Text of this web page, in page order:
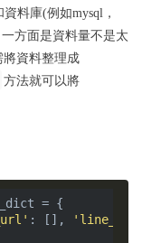
料庫(例如mysql，
方面是資料量不是太
將資料整理成
方法就可以將
: [],